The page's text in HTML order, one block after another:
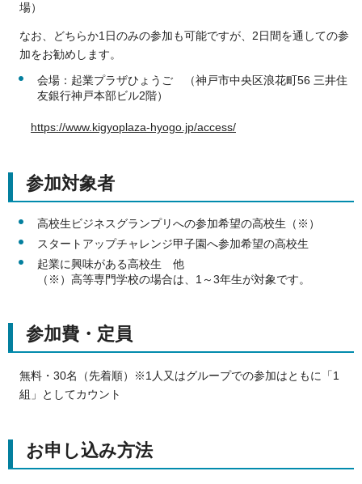
場）
なお、どちらか1日のみの参加も可能ですが、2日間を通しての参
加をお勧めします。
会場：起業プラザひょうご （神戸市中央区浪花町56 三井住
友銀行神戸本部ビル2階）
https://www.kigyoplaza-hyogo.jp/access/
参加対象者
高校生ビジネスグランプリへの参加希望の高校生（※）
スタートアップチャレンジ甲子園へ参加希望の高校生
起業に興味がある高校生 他
（※）高等専門学校の場合は、1～3年生が対象です。
参加費・定員
無料・30名（先着順）※1人又はグループでの参加はともに「1
組」としてカウント
お申し込み方法